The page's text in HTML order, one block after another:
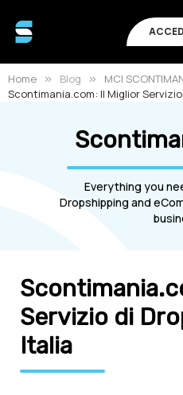
Home Blog
MCI
Scontimania.com: Il Miglior
Everything you
Dropshipping and
Servizio di
Italia